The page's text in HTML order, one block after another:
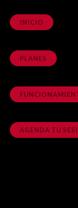
INICIO
PLANES
AGENDA TU